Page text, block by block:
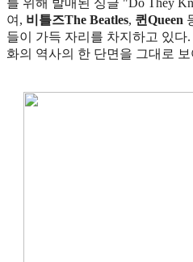
여, 비틀즈The Beatles, 퀸Queen
들이 가득 자리를 차지하고 있다.
화의 역사의 한 단면을 그대로